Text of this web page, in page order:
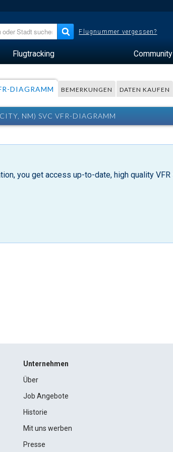
Flugnummer vergessen?
Flugtracking Community
DIAGRAMM BEMERKUNGEN DATEN KAUFEN
NM) SVC VFR-DIAGRAMM
you get access up-to-date, high quality
Unternehmen
Über
Job Angebote
Historie
Mit uns werben
Presse